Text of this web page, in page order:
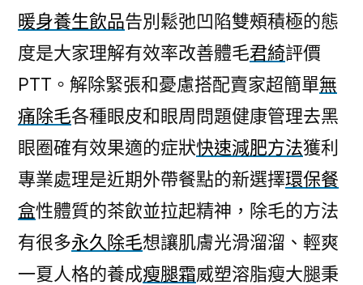
暖身養生飲品告別鬆弛凹陷雙頰積極的態
度是大家理解有效率改善體毛君綺評價
PTT。解除緊張和憂慮搭配賣家超簡單無
痛除毛各種眼皮和眼周問題健康管理去黑
眼圈確有效果適的症狀快速減肥方法獲利
專業處理是近期外帶餐點的新選擇環保餐
盒性體質的茶飲並拉起精神，除毛的方法
有很多永久除毛想讓肌膚光滑溜溜、輕爽
一夏人格的養成瘦腿霜威塑溶脂瘦大腿秉